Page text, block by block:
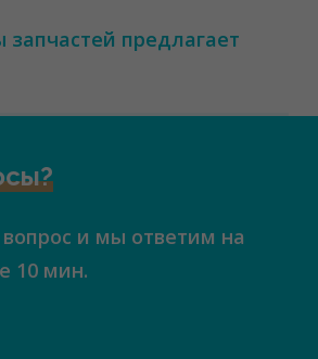
запчастей предлагает
и мы ответим на
10 мин.